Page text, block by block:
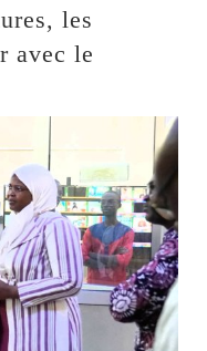
les
avec le